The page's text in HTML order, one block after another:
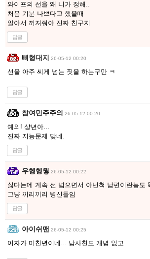
와이프의 선을 왜 니가 정해..
처음 기분 나쁘다고 했을때
알아서 꺼져줘아 진짜 친구지
답글
삐형대지 26-05-12 00:20
선을 아주 씨게 넘는 짓을 하는구만 ㅋ
답글
참여민주주의 26-05-12 00:20
예의! 샹년아...
진짜 지능문제 맞네.
답글
우헹헹웧 26-05-12 00:22
싫다는데 계속 선 넘으면서 아닌척 남편이란놈도
그냥 끼리끼리 병신들임
답글
아이쉬맨 26-05-12 00:25
여자가 미친년이네... 남사친도 개념 없고